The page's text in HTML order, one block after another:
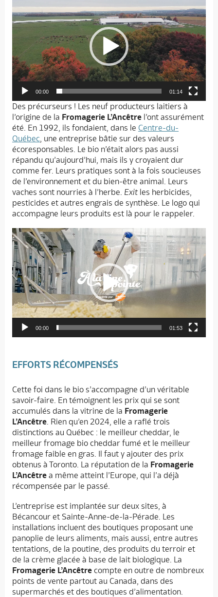
00:00 01:14
Des précurseurs ! Les neuf producteurs laitiers à
l’origine de la Fromagerie L’Ancêtre l’ont assurément
été. En 1992, ils fondaient, dans le Centre-du-
Québec , une entreprise bâtie sur des valeurs
écoresponsables. Le bio n’était alors pas aussi
répandu qu’aujourd’hui, mais ils y croyaient dur
comme fer. Leurs pratiques sont à la fois soucieuses
de l’environnement et du bien-être animal. Leurs
vaches sont nourries à l’herbe. Exitles herbicides,
pesticides et autres engrais de synthèse. Le logo qui
accompagne leurs produits est là pour le rappeler.
Lecteur
vidéo
00:00 01:53
EFFORTS RÉCOMPENSÉS
Cette foi dans le bio s’accompagne d’un véritable
savoir-faire. En témoignent les prix qui se sont
accumulés dans la vitrine de la Fromagerie
L’Ancêtre . Rien qu’en 2024, elle a raflé trois
distinctions au Québec : le meilleur cheddar, le
meilleur fromage bio cheddar fumé et le meilleur
fromage faible en gras. Il faut y ajouter des prix
obtenus à Toronto. La réputation de la Fromagerie
L’Ancêtre a même atteint l’Europe, qui l’a déjà
récompensée par le passé.
L’entreprise est implantée sur deux sites, à
Bécancour et Sainte-Anne-de-la-Pérade. Les
installations incluent des boutiques proposant une
panoplie de leurs aliments, mais aussi, entre autres
tentations, de la poutine, des produits du terroir et
de la crème glacée à base de lait biologique. La
Fromagerie L’Ancêtre compte en outre de nombreux
points de vente partout au Canada, dans des
supermarchés et des boutiques d’alimentation.